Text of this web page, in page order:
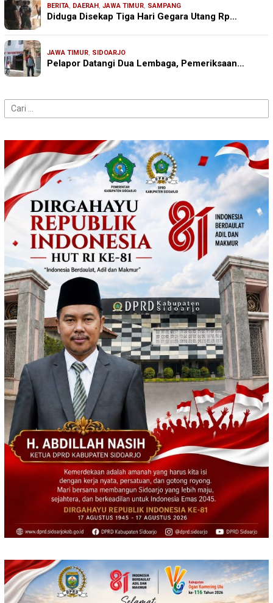
BERITA, DAERAH, JAWA TIMUR, SAMPANG
Diduga Disekap Tiga Hari Gegara Utang Rp…
JAWA TIMUR, SIDOARJO
Pelapor Datangi Dua Lembaga, Pemeriksaan…
Cari
untuk: